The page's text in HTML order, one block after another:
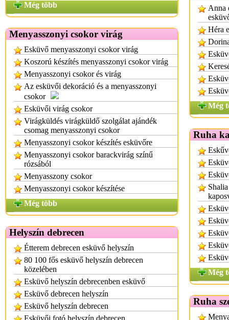
Még több
Menyasszonyi csokor virág
Esküvő menyasszonyi csokor virág
Koszorú készítés menyasszonyi csokor virág
Menyasszonyi csokor és virág
Az esküvői dekoráció és a menyasszonyi
csokor
Esküvői virág csokor
Virágküldés virágküldő szolgálat ajándék
csomag menyasszonyi csokor
Menyasszonyi csokor készítés esküvőre
Menyasszonyi csokor barackvirág színű
rózsából
Menyasszony csokor
Menyasszonyi csokor készítése
Még több
Helyszín debrecen
Étterem debrecen esküvő helyszín
80 100 fős esküvő helyszín debrecen
közelében
Esküvő helyszín debrecenben esküvő
Esküvő debrecen helyszín
Esküvő helyszín debrecen
Esküvői fotó helyszín debrecen
Anna
Héra
Még
Ruha
Még
Ruha